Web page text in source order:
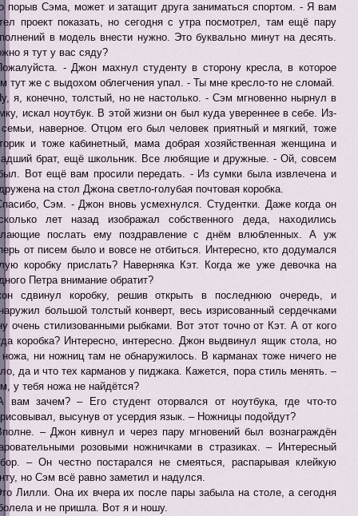
порыв Сэма, может и затащит друга заниматься спортом. - Я вам
проект показать, но сегодня с утра посмотрел, там ещё пару
в модель внести нужно. Это буквально минут на десять.
я тут у вас сяду?
- Джон махнул студенту в сторону кресла, в которое
тут же с выдохом облегчения упал. - Ты мне кресло-то не сломай.
я, конечно, толстый, но не настолько. - Сэм мгновенно нырнул в
искал ноутбук. В этой жизни он был куда увереннее в себе. Из-
семьи, наверное. Отцом его был человек приятный и мягкий, тоже
и тоже кабинетный, мама добрая хозяйственная женщина и
брат, ещё школьник. Все любящие и дружные. - Ой, совсем
Вот ещё вам просили передать. - Из сумки была извлечена и
на стол Джона светло-голубая почтовая коробка.
Сэм. - Джон вновь усмехнулся. Студентки. Даже когда он
лет назад изображал собственного деда, находились
послать ему поздравление с днём влюбленных. А уж
от писем было и вовсе не отбиться. Интересно, кто додумался
коробку прислать? Наверняка Кэт. Когда же уже девочка на
Петра внимание обратит?
сдвинул коробку, решив открыть в последнюю очередь, и
большой толстый конверт, весь изрисованный сердечками
очень стилизованными рыбками. Вот этот точно от Кэт. А от кого
коробка? Интересно, интересно. Джон выдвинул ящик стола, но
ножа, ни ножниц там не обнаружилось. В карманах тоже ничего не
да и что тех карманов у пиджака. Кажется, пора стиль менять. –
у тебя ножа не найдётся?
вам зачем? – Его студент оторвался от ноутбука, где что-то
высунув от усердия язык. – Ножницы подойдут?
– Джон кивнул и через пару мгновений был вознаграждён
розовыми ножничками в стразиках. – Интересный
– Он честно постарался не смеяться, распарывая клейкую
но Сэм всё равно заметил и надулся.
Лилли. Она их вчера их после пары забыла на столе, а сегодня
и не пришла. Вот я и ношу.